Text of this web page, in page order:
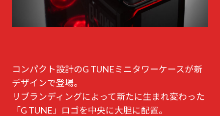
コンパクト設計のG TUNEミニタワーケースが新
デザインで登場。
リブランディングによって新たに生まれ変わった
「G TUNE」ロゴを中央に大胆に配置。